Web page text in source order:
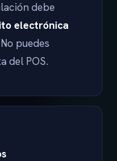
debe
electrónica
puedes
del POS.